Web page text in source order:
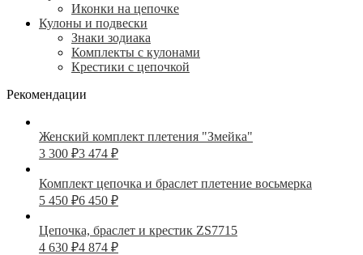
Иконки на цепочке
Кулоны и подвески
Знаки зодиака
Комплекты с кулонами
Крестики с цепочкой
Рекомендации
Женский комплект плетения "Змейка"
3 300 ₽3 474 ₽
Комплект цепочка и браслет плетение восьмерка
5 450 ₽6 450 ₽
Цепочка, браслет и крестик ZS7715
4 630 ₽4 874 ₽